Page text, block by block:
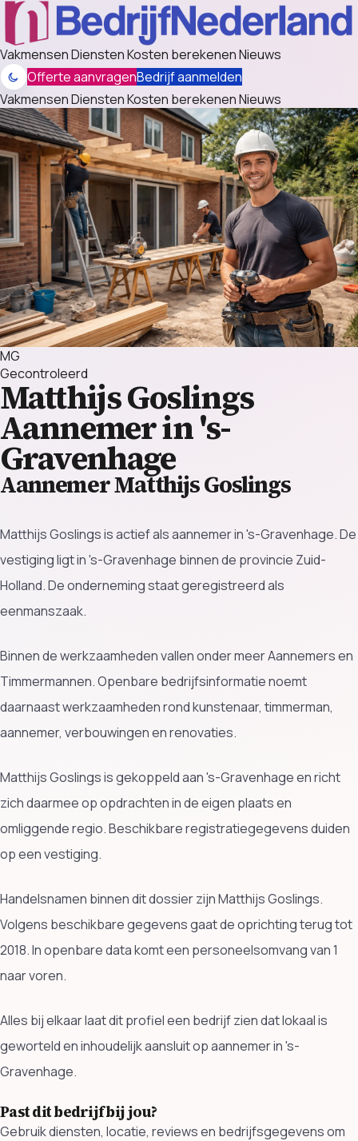
VakmensenDienstenKosten berekenenNieuws
Offerte aanvragenBedrijf aanmelden
VakmensenDienstenKosten berekenenNieuws
MG
Gecontroleerd
Matthijs Goslings
Aannemer in 's-
Gravenhage
Aannemer Matthijs Goslings
Matthijs Goslings is actief als aannemer in 's-Gravenhage. De
vestiging ligt in 's-Gravenhage binnen de provincie Zuid-
Holland. De onderneming staat geregistreerd als
eenmanszaak.
Binnen de werkzaamheden vallen onder meer Aannemers en
Timmermannen. Openbare bedrijfsinformatie noemt
daarnaast werkzaamheden rond kunstenaar, timmerman,
aannemer, verbouwingen en renovaties.
Matthijs Goslings is gekoppeld aan 's-Gravenhage en richt
zich daarmee op opdrachten in de eigen plaats en
omliggende regio. Beschikbare registratiegegevens duiden
op een vestiging.
Handelsnamen binnen dit dossier zijn Matthijs Goslings.
Volgens beschikbare gegevens gaat de oprichting terug tot
2018. In openbare data komt een personeelsomvang van 1
naar voren.
Alles bij elkaar laat dit profiel een bedrijf zien dat lokaal is
geworteld en inhoudelijk aansluit op aannemer in 's-
Gravenhage.
Past dit bedrijf bij jou?
Gebruik diensten, locatie, reviews en bedrijfsgegevens om